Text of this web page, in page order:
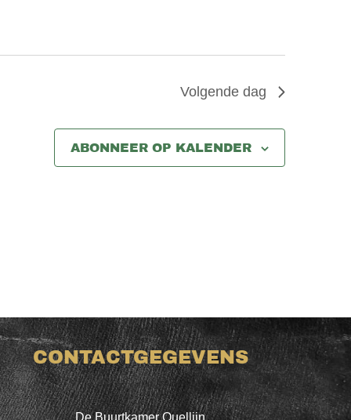
Volgende dag
ABONNEER OP KALENDER
CONTACTGEGEVENS